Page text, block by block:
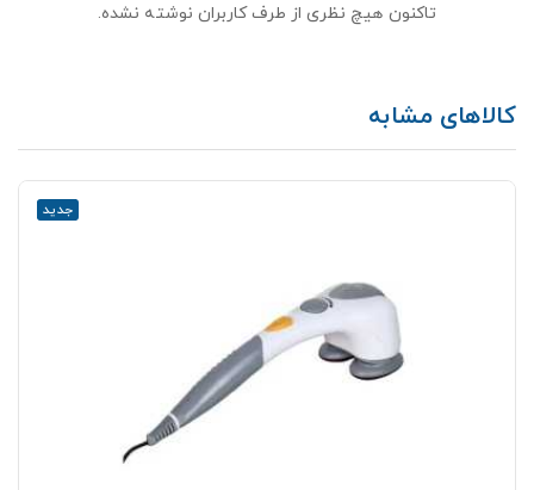
تاکنون هیچ نظری از طرف کاربران نوشته نشده.
کالاهای مشابه
جدید